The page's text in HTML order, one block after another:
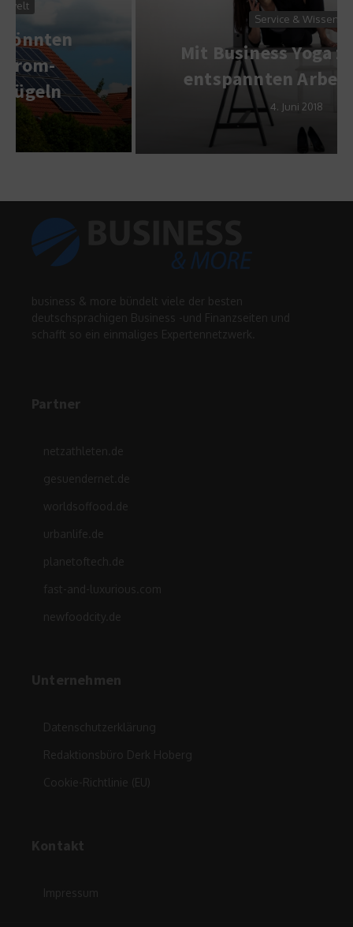
Mit Business Yoga zu einem
entspannten Arbeitsklima
business & more bündelt viele der besten
deutschsprachigen Business -und Finanzseiten und
schafft so ein einmaliges Expertennetzwerk.
Partner
netzathleten.de
gesuendernet.de
worldsoffood.de
urbanlife.de
planetoftech.de
fast-and-luxurious.com
newfoodcity.de
Unternehmen
Datenschutzerklärung
Redaktionsbüro Derk Hoberg
Cookie-Richtlinie (EU)
Kontakt
Impressum